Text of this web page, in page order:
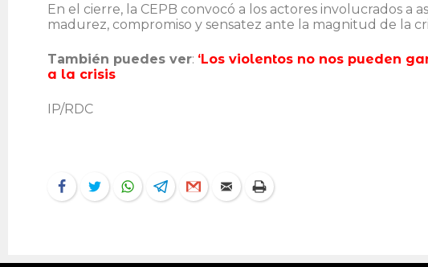
En el cierre, la CEPB convocó a los actores involucrados a
madurez, compromiso y sensatez ante la magnitud de la
También puedes ver: ‘Los violentos no nos pueden
a la crisis
IP/RDC